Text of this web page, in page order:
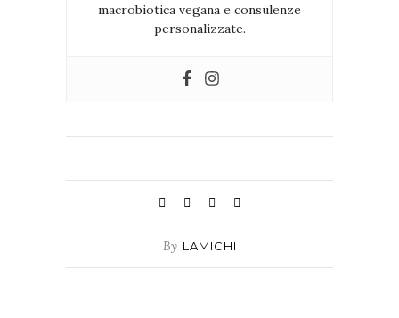
macrobiotica vegana e consulenze
personalizzate.
By LAMICHI